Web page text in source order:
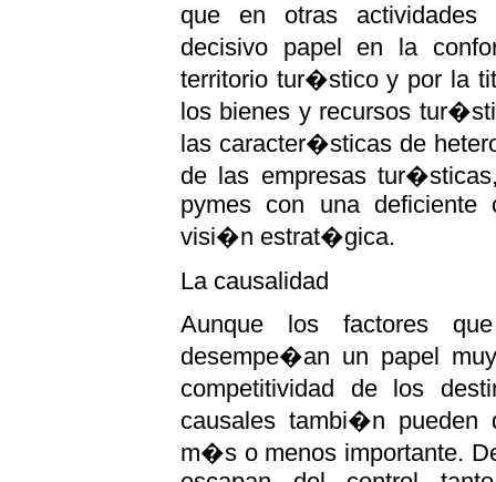
que en otras actividades
decisivo papel en la
territorio tur�stico y por la
los bienes y recursos
las caracter�sticas de
de las empresas
pymes con una deficiente
visi�n estrat�gica.
La causalidad
Aunque los factores que
desempe�an un papel
competitividad de los
causales tambi�n pueden
m�s o menos importante.